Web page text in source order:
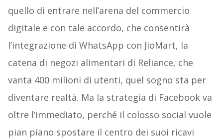
quello di entrare nell’arena del commercio
digitale e con tale accordo, che consentirà
l’integrazione di WhatsApp con JioMart, la
catena di negozi alimentari di Reliance, che
vanta 400 milioni di utenti, quel sogno sta per
diventare realtà. Ma la strategia di Facebook va
oltre l’immediato, perché il colosso social vuole
pian piano spostare il centro dei suoi ricavi